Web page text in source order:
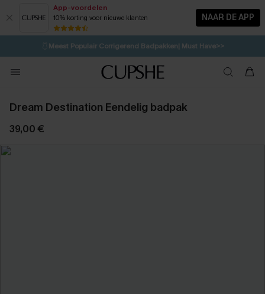
App-voordelen
10% korting voor nieuwe klanten NAAR DE APP
⚡️LAATSTE KANS | Tot 50% korting>>
🩱Meest Populair Corrigerend Badpakken| Must Have>>
💌Abonneer je & ontvang tot 15% korting>>
Koop 3, krijg 15% korting | CODE: SW15
Dream Destination Eendelig badpak
39,00 €